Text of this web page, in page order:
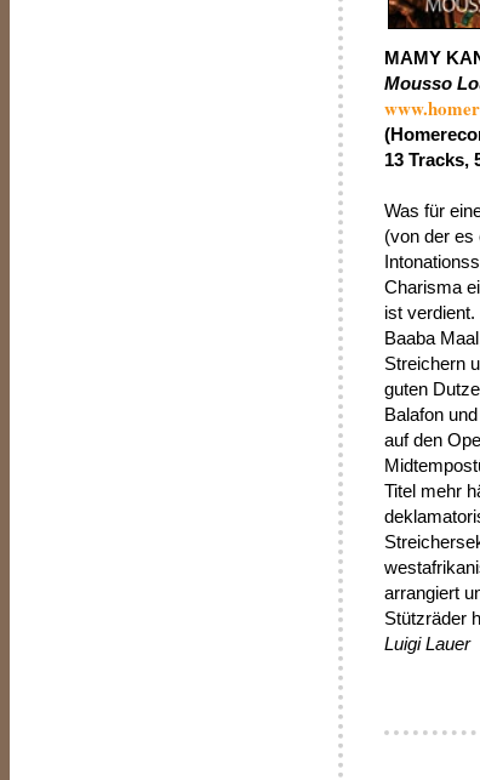
MAMY
Mousso
13 Tracks,
Was für
(von der es
Charisma
ist
Baaba
Streichern
guten
Balafon
auf den
Titel mehr
arrangiert
Stützräder
Luigi Lauer